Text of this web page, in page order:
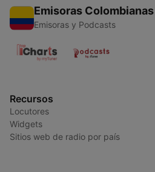
Emisoras Colombianas
Emisoras y Podcasts
Recursos
Locutores
Widgets
Sitios web de radio por país